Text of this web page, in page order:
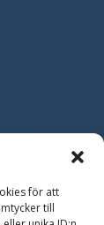
för att
till